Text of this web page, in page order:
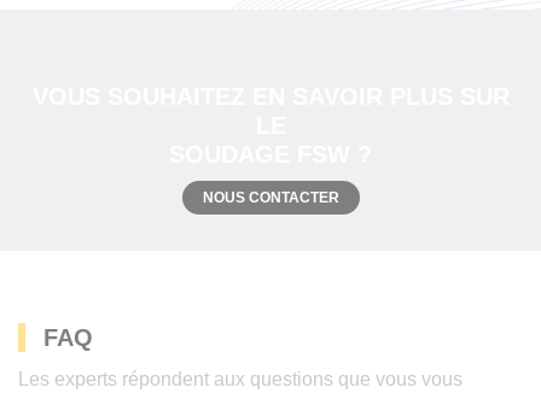
NOUS CONTACTER
FAQ
Les experts répondent aux questions que vous vous